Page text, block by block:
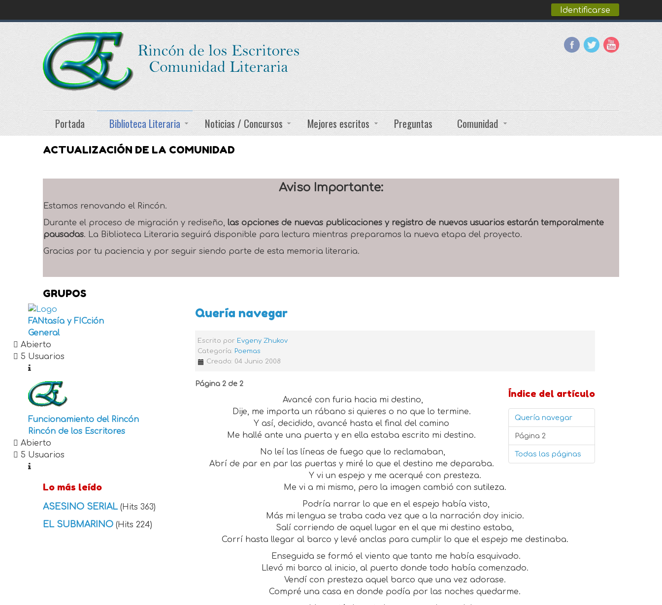
Identificarse
Portada Biblioteca Literaria Noticias / Concursos Mejores escritos Preguntas Comunidad
ACTUALIZACIÓN DE LA COMUNIDAD
Aviso Importante:
Estamos renovando el Rincón.
Durante el proceso de migración y rediseño, las opciones de nuevas publicaciones y registro de nuevos usuarios estarán temporalmente
pausadas. La Biblioteca Literaria seguirá disponible para lectura mientras preparamos la nueva etapa del proyecto.
Gracias por tu paciencia y por seguir siendo parte de esta memoria literaria.
Quería navegar
Escrito por Evgeny Zhukov
Categoría: Poemas
Creado: 04 Junio 2008
Índice del artículo
Quería navegar
Página 2
Todas las páginas
Página 2 de 2
Avancé con furia hacia mi destino,
Dije, me importa un rábano si quieres o no que lo termine.
Y así, decidido, avancé hasta el final del camino
Me hallé ante una puerta y en ella estaba escrito mi destino.
No leí las líneas de fuego que lo reclamaban,
Abrí de par en par las puertas y miré lo que el destino me deparaba.
Y vi un espejo y me acerqué con presteza.
Me vi a mi mismo, pero la imagen cambió con sutileza.
Podría narrar lo que en el espejo había visto,
Más mi lengua se traba cada vez que a la narración doy inicio.
Salí corriendo de aquel lugar en el que mi destino estaba,
Corrí hasta llegar al barco y levé anclas para cumplir lo que el espejo me destinaba.
Enseguida se formó el viento que tanto me había esquivado.
Llevó mi barco al inicio, al puerto donde todo había comenzado.
Vendí con presteza aquel barco que una vez adorase.
Compré una casa en donde podía por las noches quedarme.
GRUPOS
FANtasía y FICción
General
Abierto
5 Usuarios
Funcionamiento del Rincón
Rincón de los Escritores
Abierto
5 Usuarios
Lo más leído
ASESINO SERIAL (Hits 363)
EL SUBMARINO (Hits 224)